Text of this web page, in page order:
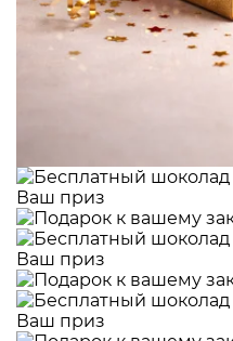
Ваш приз
Ваш приз
Ваш приз